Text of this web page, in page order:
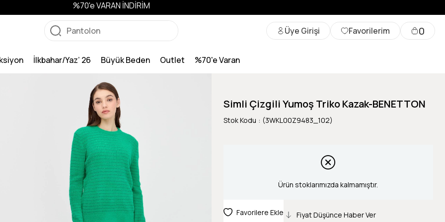
%70'e VARAN İNDİRİM
Üye Girişi Favorilerim 0
İlkbahar/Yaz’ 26 Büyük Beden Outlet %70'e Varan
Simli Çizgili Yumoş Triko Kazak-BENETTON
Stok Kodu (3WKL00Z9483_102)
Ürün stoklarımızda kalmamıştır.
Favorilere Ekle Fiyat Düşünce Haber Ver